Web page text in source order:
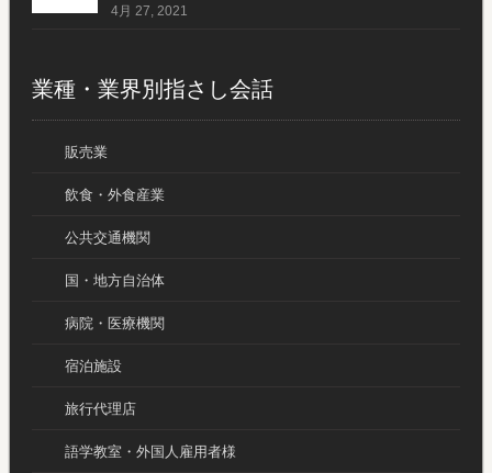
4月 27, 2021
業種・業界別指さし会話
販売業
飲食・外食産業
公共交通機関
国・地方自治体
病院・医療機関
宿泊施設
旅行代理店
語学教室・外国人雇用者様